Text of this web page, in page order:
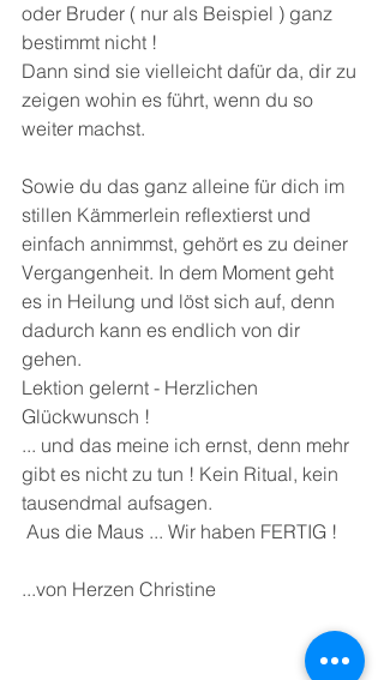
oder Bruder ( nur als Beispiel ) ganz
bestimmt nicht !
Dann sind sie vielleicht dafür da, dir zu
zeigen wohin es führt, wenn du so
weiter machst.
Sowie du das ganz alleine für dich im
stillen Kämmerlein reflextierst und
einfach annimmst, gehört es zu deiner
Vergangenheit. In dem Moment geht
es in Heilung und löst sich auf, denn
dadurch kann es endlich von dir
gehen.
Lektion gelernt - Herzlichen
Glückwunsch !
... und das meine ich ernst, denn mehr
gibt es nicht zu tun ! Kein Ritual, kein
tausendmal aufsagen.
Aus die Maus ... Wir haben FERTIG !
...von Herzen Christine